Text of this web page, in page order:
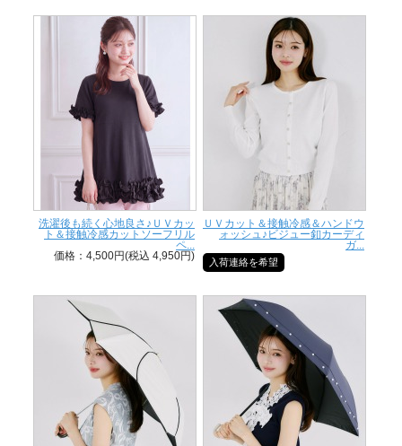
洗濯後も続く心地良さ♪ＵＶカッ
ト＆接触冷感カットソーフリル
ペ...
価格：4,500円(税込 4,950円)
ＵＶカット＆接触冷感＆ハンドウ
ォッシュ♪ビジュー釦カーディ
ガ...
入荷連絡を希望